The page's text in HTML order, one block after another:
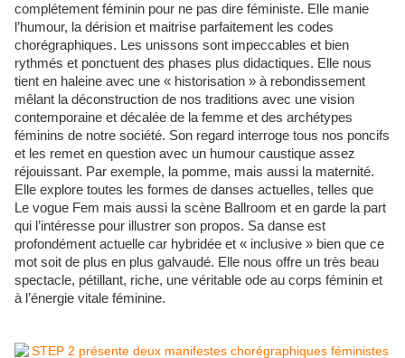
complétement féminin pour ne pas dire féministe. Elle manie
l’humour, la dérision et maitrise parfaitement les codes
chorégraphiques. Les unissons sont impeccables et bien
rythmés et ponctuent des phases plus didactiques. Elle nous
tient en haleine avec une « historisation » à rebondissement
mêlant la déconstruction de nos traditions avec une vision
contemporaine et décalée de la femme et des archétypes
féminins de notre société. Son regard interroge tous nos poncifs
et les remet en question avec un humour caustique assez
réjouissant. Par exemple, la pomme, mais aussi la maternité.
Elle explore toutes les formes de danses actuelles, telles que
Le vogue Fem mais aussi la scène Ballroom et en garde la part
qui l’intéresse pour illustrer son propos. Sa danse est
profondément actuelle car hybridée et « inclusive » bien que ce
mot soit de plus en plus galvaudé. Elle nous offre un très beau
spectacle, pétillant, riche, une véritable ode au corps féminin et
à l’énergie vitale féminine.